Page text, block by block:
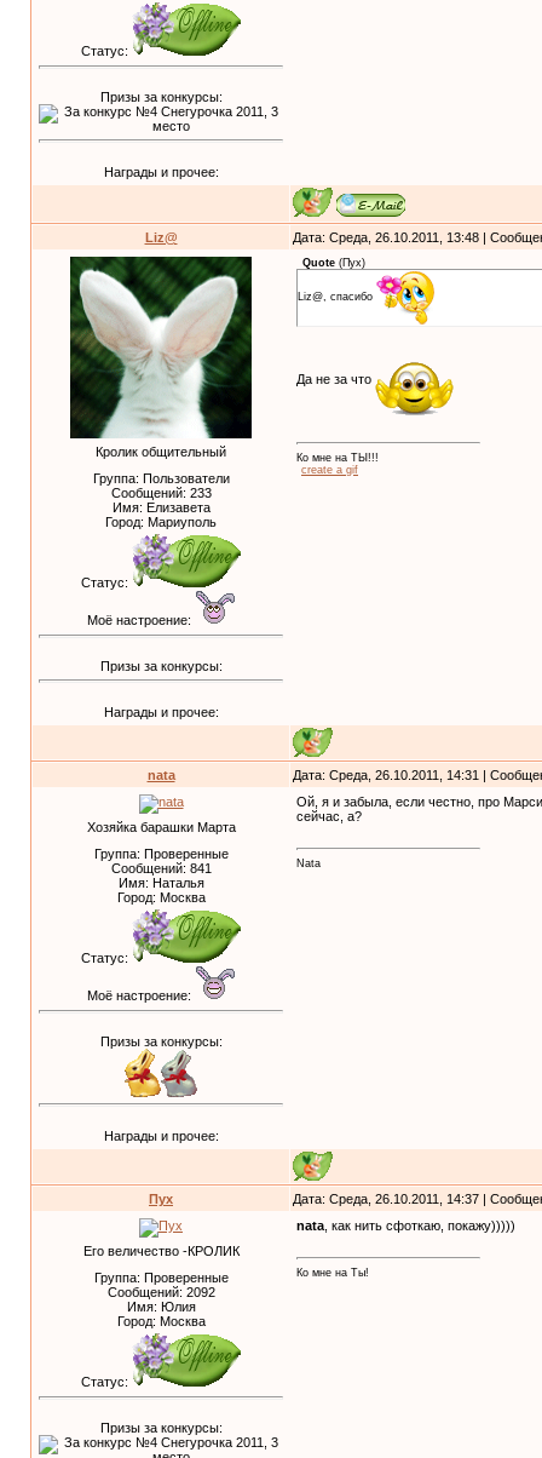
Статус:
Призы за конкурсы:
Награды и прочее:
Liz@ Дата: Среда, 26.10.2011, 13:48 |
Кролик общительный
Группа: Пользователи
Сообщений: 233
Имя: Елизавета
Город: Мариуполь
Статус:
Моё настроение:
Призы за конкурсы:
Награды и прочее:
Quote (Пух)
Liz@, спасибо
Да не за что
Ко мне на ТЫ!!!
create a gif
nata Дата: Среда, 26.10.2011, 14:31 |
Хозяйка барашки Марта
Группа: Проверенные
Сообщений: 841
Имя: Наталья
Город: Москва
Статус:
Моё настроение:
Призы за конкурсы:
Награды и прочее:
Ой, я и забыла, если честно, про
сейчас, а?
Nata
Пух Дата: Среда, 26.10.2011, 14:37 |
Его величество -КРОЛИК
Группа: Проверенные
Сообщений: 2092
Имя: Юлия
Город: Москва
Статус:
Призы за конкурсы:
nata , как нить сфоткаю, покажу)))))
Ко мне на Ты!